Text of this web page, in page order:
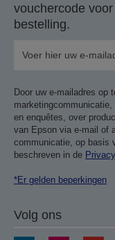
vouchercode voor
bestelling.
Door uw e-mailadres op
en enquêtes, over
van Epson via e-mail of
communicatie, op basis
beschreven in de
*Er gelden beperkingen
Volg ons